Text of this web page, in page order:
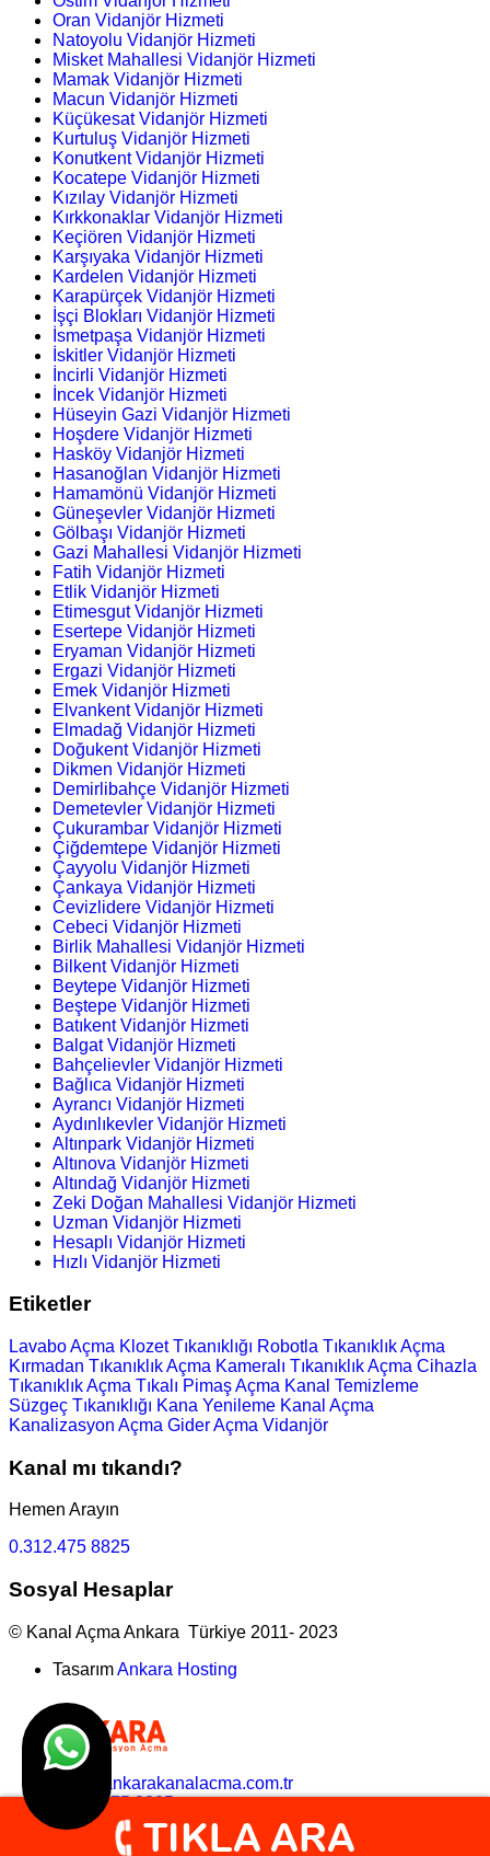
Oran Vidanjör Hizmeti
Natoyolu Vidanjör Hizmeti
Misket Mahallesi Vidanjör Hizmeti
Mamak Vidanjör Hizmeti
Macun Vidanjör Hizmeti
Küçükesat Vidanjör Hizmeti
Kurtuluş Vidanjör Hizmeti
Konutkent Vidanjör Hizmeti
Kocatepe Vidanjör Hizmeti
Kızılay Vidanjör Hizmeti
Kırkkonaklar Vidanjör Hizmeti
Keçiören Vidanjör Hizmeti
Karşıyaka Vidanjör Hizmeti
Kardelen Vidanjör Hizmeti
Karapürçek Vidanjör Hizmeti
İşçi Blokları Vidanjör Hizmeti
İsmetpaşa Vidanjör Hizmeti
İskitler Vidanjör Hizmeti
İncirli Vidanjör Hizmeti
İncek Vidanjör Hizmeti
Hüseyin Gazi Vidanjör Hizmeti
Hoşdere Vidanjör Hizmeti
Hasköy Vidanjör Hizmeti
Hasanoğlan Vidanjör Hizmeti
Hamamönü Vidanjör Hizmeti
Güneşevler Vidanjör Hizmeti
Gölbaşı Vidanjör Hizmeti
Gazi Mahallesi Vidanjör Hizmeti
Fatih Vidanjör Hizmeti
Etlik Vidanjör Hizmeti
Etimesgut Vidanjör Hizmeti
Esertepe Vidanjör Hizmeti
Eryaman Vidanjör Hizmeti
Ergazi Vidanjör Hizmeti
Emek Vidanjör Hizmeti
Elvankent Vidanjör Hizmeti
Elmadağ Vidanjör Hizmeti
Doğukent Vidanjör Hizmeti
Dikmen Vidanjör Hizmeti
Demirlibahçe Vidanjör Hizmeti
Demetevler Vidanjör Hizmeti
Çukurambar Vidanjör Hizmeti
Çiğdemtepe Vidanjör Hizmeti
Çayyolu Vidanjör Hizmeti
Çankaya Vidanjör Hizmeti
Cevizlidere Vidanjör Hizmeti
Cebeci Vidanjör Hizmeti
Birlik Mahallesi Vidanjör Hizmeti
Bilkent Vidanjör Hizmeti
Beytepe Vidanjör Hizmeti
Beştepe Vidanjör Hizmeti
Batıkent Vidanjör Hizmeti
Balgat Vidanjör Hizmeti
Bahçelievler Vidanjör Hizmeti
Bağlıca Vidanjör Hizmeti
Ayrancı Vidanjör Hizmeti
Aydınlıkevler Vidanjör Hizmeti
Altınpark Vidanjör Hizmeti
Altınova Vidanjör Hizmeti
Altındağ Vidanjör Hizmeti
Zeki Doğan Mahallesi Vidanjör Hizmeti
Uzman Vidanjör Hizmeti
Hesaplı Vidanjör Hizmeti
Hızlı Vidanjör Hizmeti
Etiketler
Lavabo Açma Klozet Tıkanıklığı Robotla Tıkanıklık Açma
Kırmadan Tıkanıklık Açma Kameralı Tıkanıklık Açma Cihazla
Tıkanıklık Açma Tıkalı Pimaş Açma Kanal Temizleme
Süzgeç Tıkanıklığı Kana Yenileme Kanal Açma
Kanalizasyon Açma Gider Açma Vidanjör
Kanal mı tıkandı?
Hemen Arayın
0.312.475 8825
Sosyal Hesaplar
© Kanal Açma Ankara Türkiye 2011- 2023
TasarımAnkara Hosting
bilgi@ankarakanalacma.com.tr
0.312.475 8825